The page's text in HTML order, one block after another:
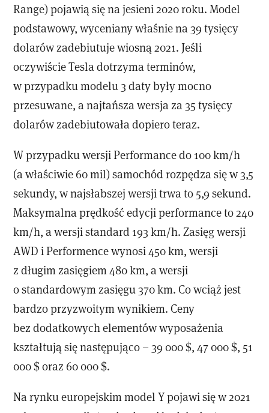
Range) pojawią się na jesieni 2020 roku. Model
podstawowy, wyceniany właśnie na 39 tysięcy
dolarów zadebiutuje wiosną 2021. Jeśli
oczywiście Tesla dotrzyma terminów,
w przypadku modelu 3 daty były mocno
przesuwane, a najtańsza wersja za 35 tysięcy
dolarów zadebiutowała dopiero teraz.
W przypadku wersji Performance do 100 km/h
(a właściwie 60 mil) samochód rozpędza się w 3,5
sekundy, w najsłabszej wersji trwa to 5,9 sekund.
Maksymalna prędkość edycji performance to 240
km/h, a wersji standard 193 km/h. Zasięg wersji
AWD i Performence wynosi 450 km, wersji
z długim zasięgiem 480 km, a wersji
o standardowym zasięgu 370 km. Co wciąż jest
bardzo przyzwoitym wynikiem. Ceny
bez dodatkowych elementów wyposażenia
kształtują się następująco – 39 000 $, 47 000 $, 51
000 $ oraz 60 000 $.
Na rynku europejskim model Y pojawi się w 2021